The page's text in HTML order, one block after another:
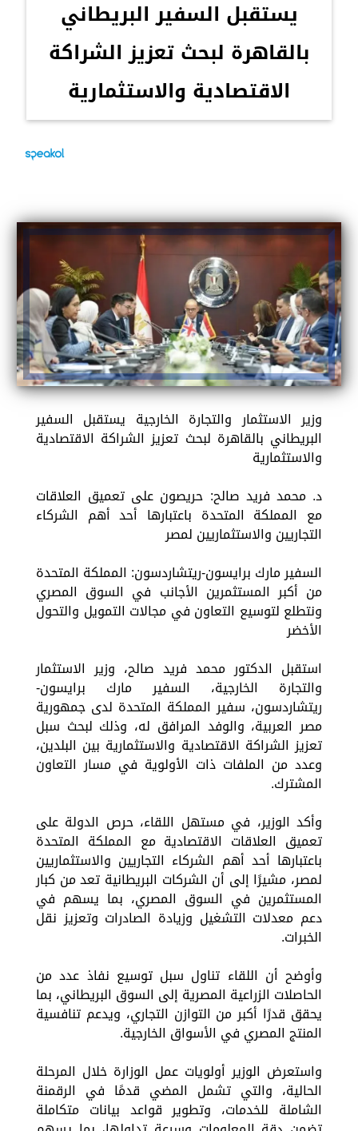
يستقبل السفير البريطاني
بالقاهرة لبحث تعزيز الشراكة
الاقتصادية والاستثمارية
وزير الاستثمار والتجارة الخارجية يستقبل السفير
البريطاني بالقاهرة لبحث تعزيز الشراكة الاقتصادية
والاستثمارية
د. محمد فريد صالح: حريصون على تعميق العلاقات
مع المملكة المتحدة باعتبارها أحد أهم الشركاء
التجاريين والاستثماريين لمصر
السفير مارك برايسون-ريتشاردسون: المملكة المتحدة
من أكبر المستثمرين الأجانب في السوق المصري
ونتطلع لتوسيع التعاون في مجالات التمويل والتحول
الأخضر
استقبل الدكتور محمد فريد صالح، وزير الاستثمار
والتجارة الخارجية، السفير مارك برايسون-
ريتشاردسون، سفير المملكة المتحدة لدى جمهورية
مصر العربية، والوفد المرافق له، وذلك لبحث سبل
تعزيز الشراكة الاقتصادية والاستثمارية بين البلدين،
وعدد من الملفات ذات الأولوية في مسار التعاون
المشترك.
وأكد الوزير، في مستهل اللقاء، حرص الدولة على
تعميق العلاقات الاقتصادية مع المملكة المتحدة
باعتبارها أحد أهم الشركاء التجاريين والاستثماريين
لمصر، مشيرًا إلى أن الشركات البريطانية تعد من كبار
المستثمرين في السوق المصري، بما يسهم في
دعم معدلات التشغيل وزيادة الصادرات وتعزيز نقل
الخبرات.
وأوضح أن اللقاء تناول سبل توسيع نفاذ عدد من
الحاصلات الزراعية المصرية إلى السوق البريطاني، بما
يحقق قدرًا أكبر من التوازن التجاري، ويدعم تنافسية
المنتج المصري في الأسواق الخارجية.
واستعرض الوزير أولويات عمل الوزارة خلال المرحلة
الحالية، والتي تشمل المضي قدمًا في الرقمنة
الشاملة للخدمات، وتطوير قواعد بيانات متكاملة